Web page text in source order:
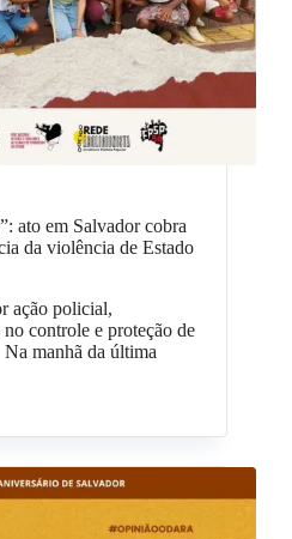
ato em Salvador cobra
da violência de Estado
ação policial,
controle e proteção de
manhã da última